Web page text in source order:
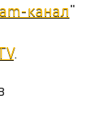
канал"
.